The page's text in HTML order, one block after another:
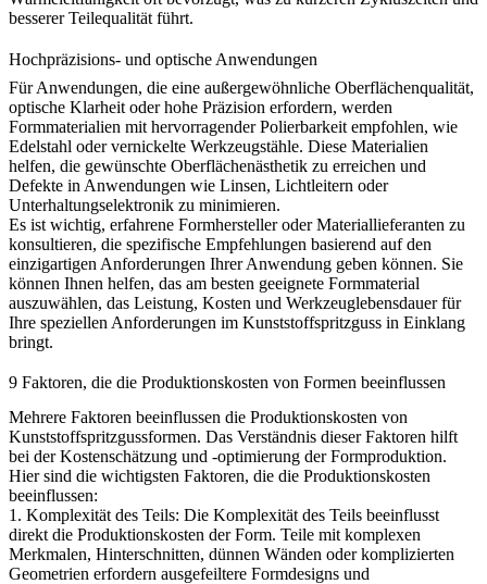
besserer Teilequalität führt.
Hochpräzisions- und optische Anwendungen
Für Anwendungen, die eine außergewöhnliche Oberflächenqualität,
optische Klarheit oder hohe Präzision erfordern, werden
Formmaterialien mit hervorragender Polierbarkeit empfohlen, wie
Edelstahl oder vernickelte Werkzeugstähle. Diese Materialien
helfen, die gewünschte Oberflächenästhetik zu erreichen und
Defekte in Anwendungen wie Linsen, Lichtleitern oder
Unterhaltungselektronik zu minimieren.
Es ist wichtig, erfahrene Formherstelleroder Materiallieferanten zu
konsultieren, die spezifische Empfehlungen basierend auf den
einzigartigen Anforderungen Ihrer Anwendung geben können. Sie
können Ihnen helfen, das am besten geeignete Formmaterial
auszuwählen, das Leistung, Kosten und Werkzeuglebensdauer für
Ihre speziellen Anforderungen im Kunststoffspritzguss in Einklang
bringt.
9 Faktoren, die die Produktionskosten von Formen beeinflussen
Mehrere Faktoren beeinflussen die Produktionskosten von
Kunststoffspritzgussformen. Das Verständnis dieser Faktoren hilft
bei der Kostenschätzung und -optimierung der Formproduktion.
Hier sind die wichtigsten Faktoren, die die Produktionskosten
beeinflussen:
1. Komplexität des Teils: Die Komplexität des Teils beeinflusst
direkt die Produktionskosten der Form. Teile mit komplexen
Merkmalen, Hinterschnitten, dünnen Wänden oder komplizierten
Geometrien erfordern ausgefeiltere Formdesigns und